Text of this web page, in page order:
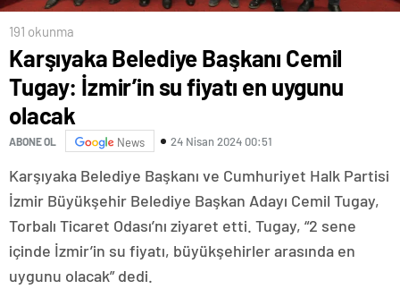
191 okunma
Karşıyaka Belediye Başkanı Cemil
Tugay: İzmir’in su fiyatı en uygunu
olacak
ABONE OL News 24 Nisan 2024 00:51
Karşıyaka Belediye Başkanı ve Cumhuriyet Halk Partisi
İzmir Büyükşehir Belediye Başkan Adayı Cemil Tugay,
Torbalı Ticaret Odası’nı ziyaret etti. Tugay, “2 sene
içinde İzmir’in su fiyatı, büyükşehirler arasında en
uygunu olacak” dedi.